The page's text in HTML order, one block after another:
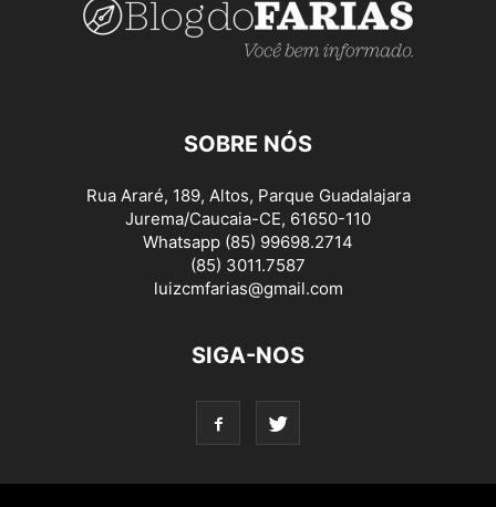
SOBRE NÓS
Rua Araré, 189, Altos, Parque Guadalajara
Jurema/Caucaia-CE, 61650-110
Whatsapp (85) 99698.2714
(85) 3011.7587
luizcmfarias@gmail.com
SIGA-NOS